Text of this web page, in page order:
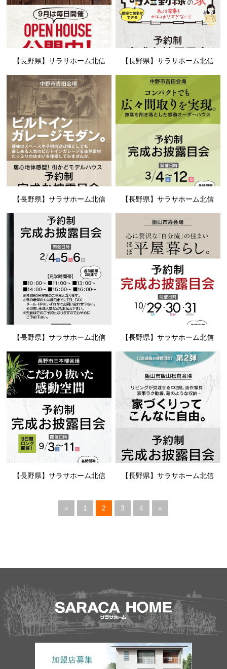
【長野県】サラサホーム北信 【長野県】サラサホーム北信
【長野県】サラサホーム北信 【長野県】サラサホーム北信
【長野県】サラサホーム北信 【長野県】サラサホーム北信
【長野県】サラサホーム北信 【長野県】サラサホーム北信
« 1 2 3 4 »